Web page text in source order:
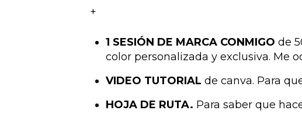
+
1 SESIÓN DE MARCA CONMIGO de
color personalizada y exclusiva. Me
VIDEO TUTORIAL de canva. Para
HOJA DE RUTA. Para saber que